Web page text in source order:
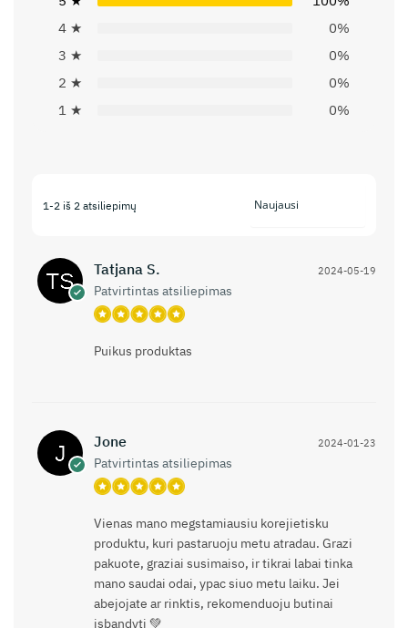
4 ★
0%
3 ★
0%
2 ★
0%
1 ★
0%
1-2 iš 2 atsiliepimų
Tatjana S.
Patvirtintas atsiliepimas
2024-05-19
Puikus produktas
Jone
Patvirtintas atsiliepimas
2024-01-23
Vienas mano megstamiausiu korejietisku
produktu, kuri pastaruoju metu atradau. Grazi
pakuote, graziai susimaiso, ir tikrai labai tinka
mano saudai odai, ypac siuo metu laiku. Jei
abejojate ar rinktis, rekomenduoju butinai
isbandyti 💚